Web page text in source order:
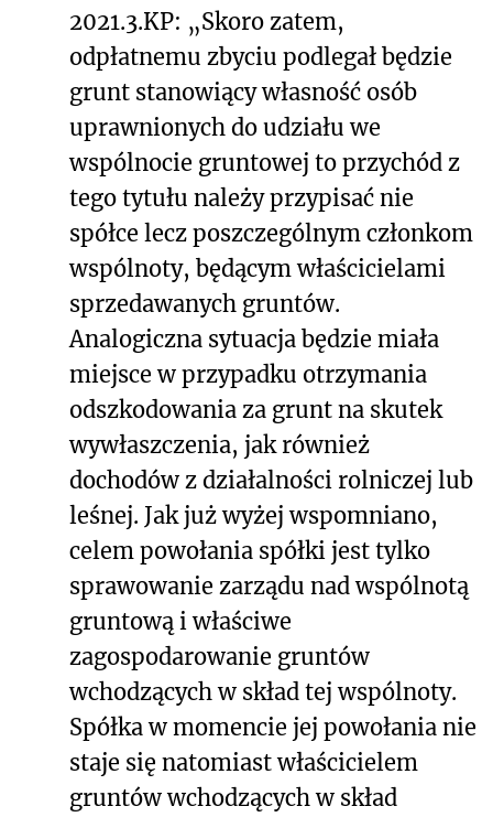
2021.3.KP: „Skoro zatem,
odpłatnemu zbyciu podlegał będzie
grunt stanowiący własność osób
uprawnionych do udziału we
wspólnocie gruntowej to przychód z
tego tytułu należy przypisać nie
spółce lecz poszczególnym członkom
wspólnoty, będącym właścicielami
sprzedawanych gruntów.
Analogiczna sytuacja będzie miała
miejsce w przypadku otrzymania
odszkodowania za grunt na skutek
wywłaszczenia, jak również
dochodów z działalności rolniczej lub
leśnej. Jak już wyżej wspomniano,
celem powołania spółki jest tylko
sprawowanie zarządu nad wspólnotą
gruntową i właściwe
zagospodarowanie gruntów
wchodzących w skład tej wspólnoty.
Spółka w momencie jej powołania nie
staje się natomiast właścicielem
gruntów wchodzących w skład